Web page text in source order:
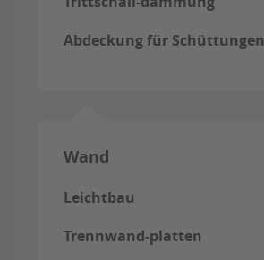
Abdeckung für Schüttungen
Wand
Leichtbau
Trennwand-platten